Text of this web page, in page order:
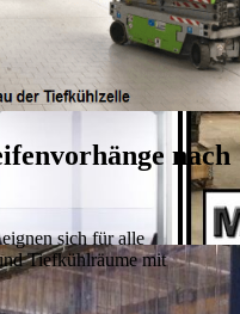
nach
sich für alle
Tiefkühlräume mit